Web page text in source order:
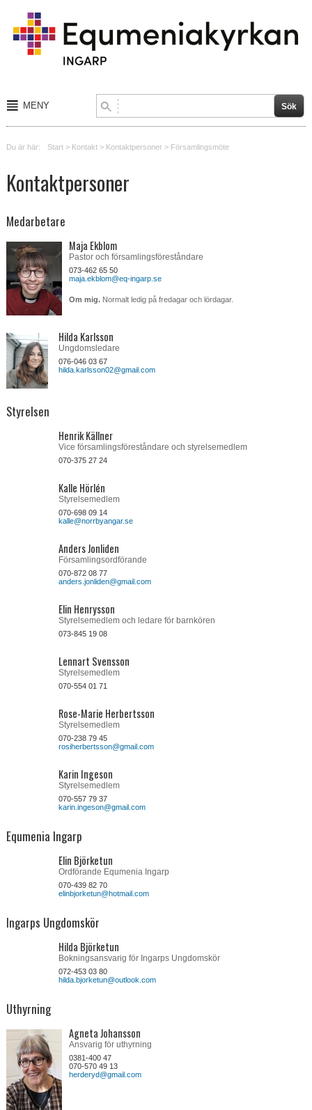
MENY
Barn och ungdom
Sång och musik
Aktiviteter
Kalender
Om oss
Kontakt
Du är här: Start> Kontakt> Kontaktpersoner> Församlingsmöte
Kontaktpersoner
Medarbetare
Maja Ekblom
Pastor och församlingsföreståndare
073-462 65 50
maja.ekblom@eq-ingarp.se
Om mig.Normalt ledig på fredagar och lördagar.
Hilda Karlsson
Ungdomsledare
076-046 03 67
hilda.karlsson02@gmail.com
Styrelsen
Henrik Källner
Vice församlingsföreståndare och styrelsemedlem
070-375 27 24
Kalle Hörlén
Styrelsemedlem
070-698 09 14
kalle@norrbyangar.se
Anders Jonliden
Församlingsordförande
070-872 08 77
anders.jonliden@gmail.com
Elin Henrysson
Styrelsemedlem och ledare för barnkören
073-845 19 08
Lennart Svensson
Styrelsemedlem
070-554 01 71
Rose-Marie Herbertsson
Styrelsemedlem
070-238 79 45
rosiherbertsson@gmail.com
Karin Ingeson
Styrelsemedlem
070-557 79 37
karin.ingeson@gmail.com
Equmenia Ingarp
Elin Björketun
Ordförande Equmenia Ingarp
070-439 82 70
elinbjorketun@hotmail.com
Ingarps Ungdomskör
Hilda Björketun
Bokningsansvarig för Ingarps Ungdomskör
072-453 03 80
hilda.bjorketun@outlook.com
Uthyrning
Agneta Johansson
Ansvarig för uthyrning
0381-400 47
070-570 49 13
herderyd@gmail.com